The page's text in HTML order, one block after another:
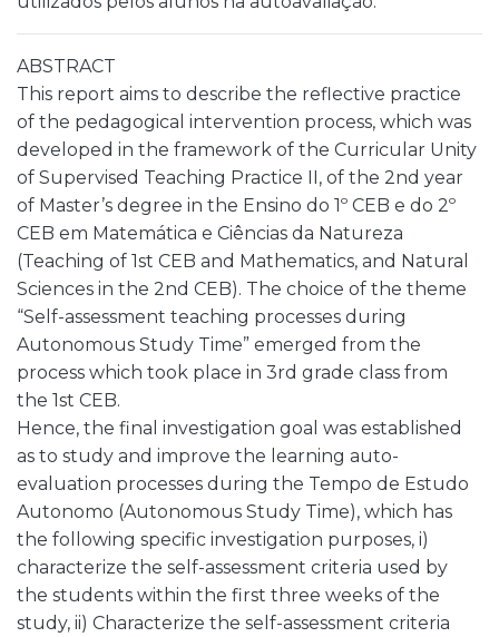
ABSTRACT
This report aims to describe the reflective practice
of the pedagogical intervention process, which was
developed in the framework of the Curricular Unity
of Supervised Teaching Practice II, of the 2nd year
of Master’s degree in the Ensino do 1º CEB e do 2º
CEB em Matemática e Ciências da Natureza
(Teaching of 1st CEB and Mathematics, and Natural
Sciences in the 2nd CEB). The choice of the theme
“Self-assessment teaching processes during
Autonomous Study Time” emerged from the
process which took place in 3rd grade class from
the 1st CEB.
Hence, the final investigation goal was established
as to study and improve the learning auto-
evaluation processes during the Tempo de Estudo
Autonomo (Autonomous Study Time), which has
the following specific investigation purposes, i)
characterize the self-assessment criteria used by
the students within the first three weeks of the
study, ii) Characterize the self-assessment criteria